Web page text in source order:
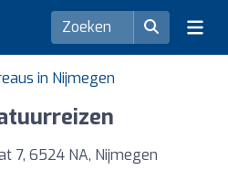
in Nijmegen
7, 6524 NA, Nijmegen